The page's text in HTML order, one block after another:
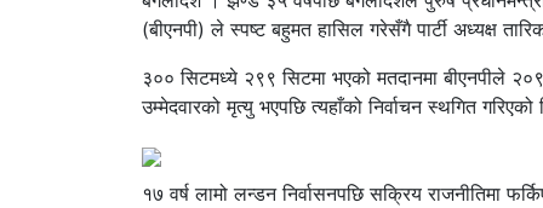
(बीएनपी) ले स्पष्ट बहुमत हासिल गरेसँगै पार्टी अध्यक्ष
३०० सिटमध्ये २९९ सिटमा भएको मतदानमा बीएनपीले
उम्मेदवारको मृत्यु भएपछि त्यहाँको निर्वाचन स्थगित गरिएको
१७ वर्ष लामो लन्डन निर्वासनपछि सक्रिय राजनीतिमा